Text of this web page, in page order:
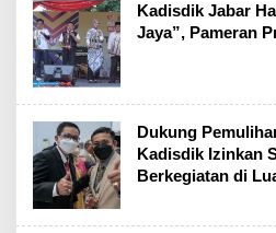
Kadisdik Jabar
Jaya”, Pameran
Dukung
Kadisdik Izinkan
Berkegiatan di